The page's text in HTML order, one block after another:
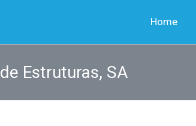
Home
Estruturas, SA